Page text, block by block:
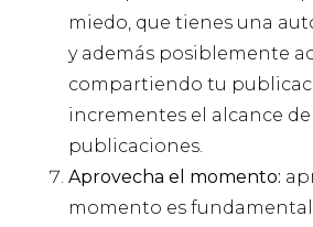
miedo, que tienes una
y además posiblemente
compartiendo tu
incrementes el alcance
publicaciones.
Aprovecha el momento:
momento es fundamental